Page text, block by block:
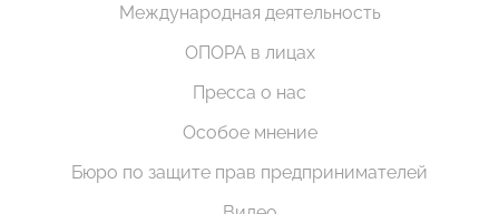
Международная деятельность
ОПОРА в лицах
Пресса о нас
Особое мнение
Бюро по защите прав предпринимателей